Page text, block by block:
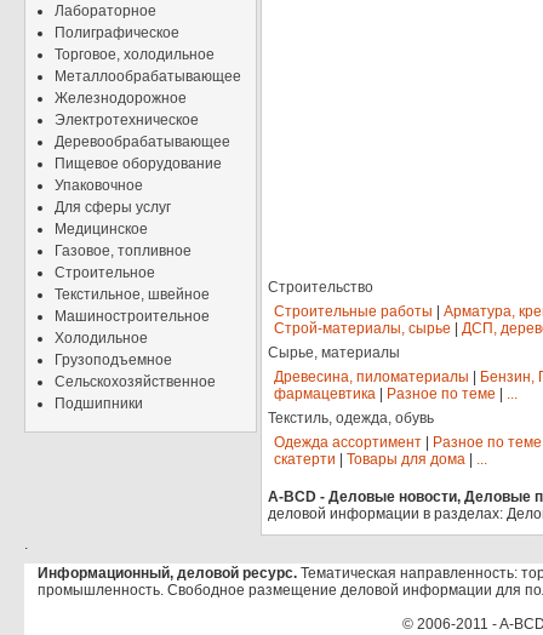
Лабораторное
Полиграфическое
Торговое, холодильное
Металлообрабатывающее
Железнодорожное
Электротехническое
Деревообрабатывающее
Пищевое оборудование
Упаковочное
Для сферы услуг
Медицинское
Газовое, топливное
Строительное
Текстильное, швейное
Машиностроительное
Холодильное
Грузоподъемное
Сельскохозяйственное
Подшипники
Строительство
Строительные работы
Арматура,
Строй-материалы, сырье
ДСП,
Сырье, материалы
Древесина, пиломатериалы
Бензин,
фармацевтика
Разное по теме
...
Текстиль, одежда, обувь
Одежда ассортимент
Разное по теме
скатерти
Товары для дома ...
A-BCD - Деловые новости, Деловые
деловой информации в разделах:
.
Информационный, деловой ресурс. Тематическая направленность:
промышленность. Свободное размещение деловой информации для
© 2006-2011 - A-